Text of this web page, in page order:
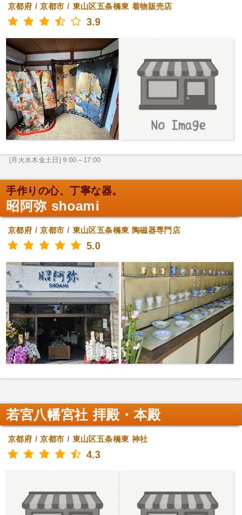
京都府 /京都市 / 東山区五条橋東 着物販売店
3.9
[月火水木金土日] 9:00～17:00
手作りの心、丁寧な器。
昭阿弥 shoami
京都府 /京都市 / 東山区五条橋東 陶磁器専門店
5.0
若宮八幡宮社 拝殿・本殿
京都府 /京都市 / 東山区五条橋東 神社
4.3